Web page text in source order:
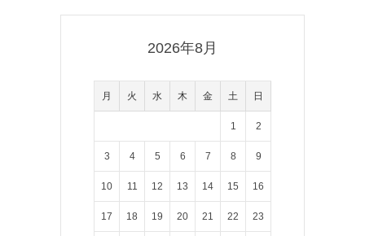
2026年8月
月 火 水 木 金 土 日
1 2
3 4 5 6 7 8 9
10 11 12 13 14 15 16
17 18 19 20 21 22 23